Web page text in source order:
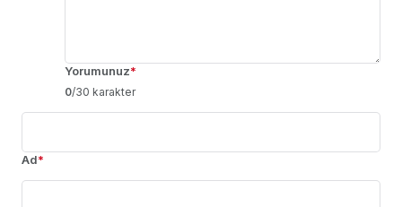
Yorumunuz*
0/30 karakter
Ad*